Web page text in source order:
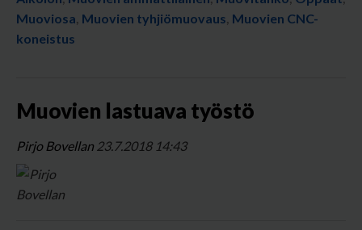
Muoviosa Muovien tyhjiömuovaus Muovien CNC-
koneistus
Muovien lastuava työstö
Pirjo Bovellan 23.7.2018 14:43